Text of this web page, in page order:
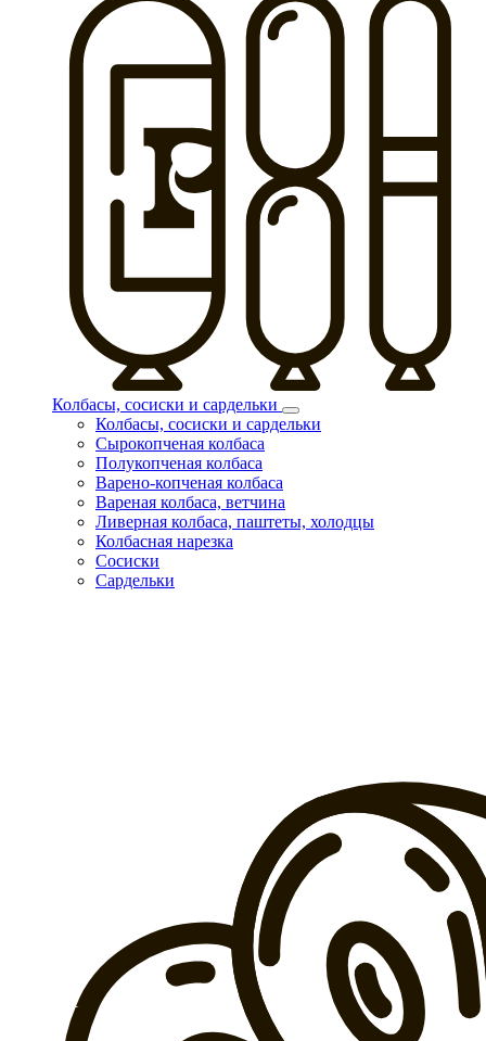
Колбасы, сосиски и сардельки
Колбасы, сосиски и сардельки
Сырокопченая колбаса
Полукопченая колбаса
Варено-копченая колбаса
Вареная колбаса, ветчина
Ливерная колбаса, паштеты, холодцы
Колбасная нарезка
Сосиски
Сардельки